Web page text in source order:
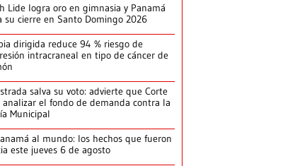
Lide logra oro en gimnasia y Panamá
su cierre en Santo Domingo 2026
dirigida reduce 94 % riesgo de
intracraneal en tipo de cáncer de
salva su voto: advierte que Corte
analizar el fondo de demanda contra la
Municipal
al mundo: los hechos que fueron
este jueves 6 de agosto